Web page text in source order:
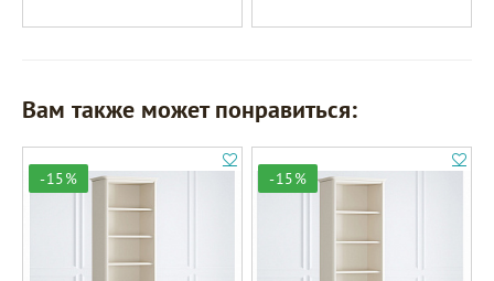
Вам также может понравиться:
-15% -15%